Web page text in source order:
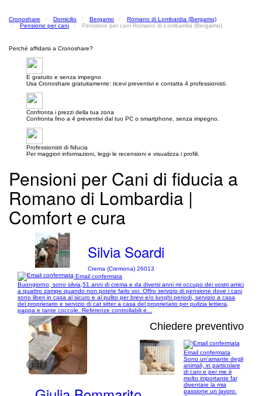
Cronoshare Domicilio Bergamo
Romano di Lombardia (Bergamo)
Pensione per cani
Pensione per cani Romano di Lombardia (Bergamo)
Perché affidarsi a Cronoshare?
E gratuito e senza impegno
Usa Cronoshare gratuitamente: ricevi preventivi e contatta 4 professionisti.
Confronta i prezzi della tua zona
Confronta fino a 4 preventivi dal tuo PC o smartphone, senza impegno.
Professionisti di fiducia
Per maggiori informazioni, leggi le recensioni e visualizza i profili.
Pensioni per Cani di fiducia a
Romano di Lombardia |
Comfort e cura
Silvia Soardi
Crema (Cremona) 26013
Email confermata
Buongiorno, sono silvia,51 anni di crema e da diversi anni mi occupo dei vostri amici
a quattro zampe quando non potete farlo voi. Offro servizio di pensione dove i cani
sono liberi in casa al sicuro e al pulito per brevi e/o lunghi periodi, servizio a casa
del proprietario e servizio di cat sitter a casa del proprietario per pulizia lettiera,
pappa e tante coccole. Referenze controllabili e...
1/11
Chiedere preventivo
Email confermata
Sono un'amante degli
animali, in particolare
di cani e per me è
molto importante far
diventare la mia
passione un lavoro.